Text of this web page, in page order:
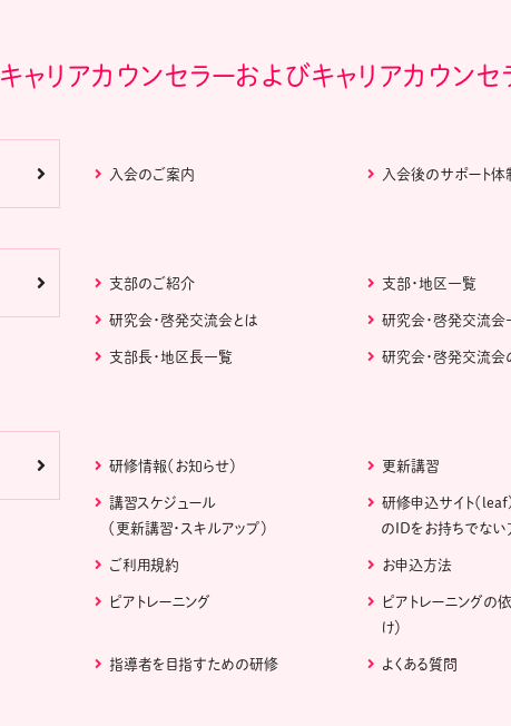
キャリアカウンセラーおよびキャリアカウン
入会のご案内 入会後のサポート体
支部のご紹介 支部・地区一覧
研究会・啓発交流会とは 研究会・啓発交流会
支部長・地区長一覧 研究会・啓発交流
研修情報（お知らせ） 更新講習
講習スケジュール
（更新講習・スキルアップ）
研修申込サイト（
のIDをお持ちでない
ご利用規約 お申込方法
ピアトレーニング
ピアトレーニングの
け）
指導者を目指すための研修 よくある質問